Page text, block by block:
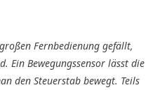
Fernbedienung gefällt,
Ein Bewegungssensor lässt die
den Steuerstab bewegt. Teils